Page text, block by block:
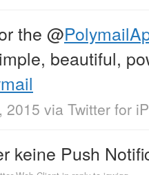
the @
beautiful,
2015 via Twitter for
keine Push